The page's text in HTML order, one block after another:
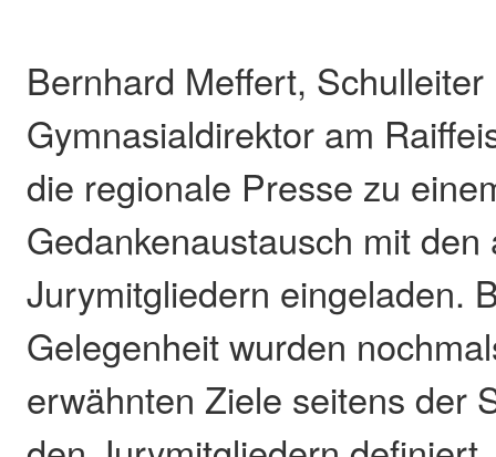
Bernhard Meffert,
Gymnasialdirektor am
die regionale Presse zu
Gedankenaustausch mit den
Jurymitgliedern eingeladen.
Gelegenheit wurden
erwähnten Ziele seitens der